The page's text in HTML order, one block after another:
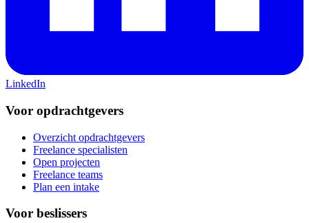
LinkedIn
Voor opdrachtgevers
Overzicht opdrachtgevers
Freelance specialisten
Open projecten
Freelance teams
Plan een intake
Voor beslissers